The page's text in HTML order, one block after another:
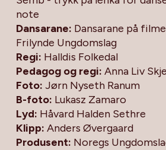
note
Dansarane: Dansarane på
Frilynde Ungdomslag
Regi: Halldis Folkedal
Pedagog og regi: Anna Liv
Foto: Jørn Nyseth Ranum
B-foto: Lukasz Zamaro
Lyd: Håvard Halden Sethre
Klipp: Anders Øvergaard
Produsent: Noregs